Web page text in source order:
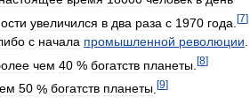
увеличился в два раза с 1970 года [7]
с начала промышленной революции
чем 40 % богатств планеты [8]
50 % богатств планеты [9]